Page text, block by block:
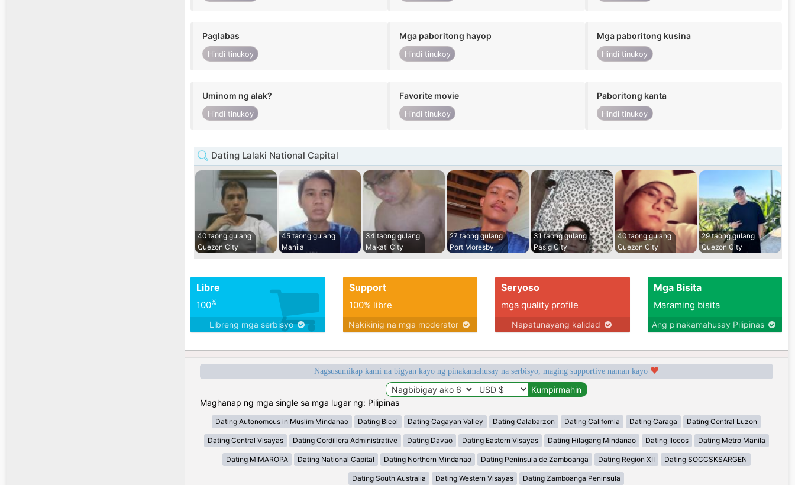
Paglabas
Hindi tinukoy
Mga paboritong hayop
Hindi tinukoy
Mga paboritong kusina
Hindi tinukoy
Uminom ng alak?
Hindi tinukoy
Favorite movie
Hindi tinukoy
Paboritong kanta
Hindi tinukoy
Dating Lalaki National Capital
40 taong gulang
Quezon City
45 taong gulang
Manila
34 taong gulang
Makati City
27 taong gulang
Port Moresby
31 taong gulang
Pasig City
40 taong gulang
Quezon City
29 taong gulang
Quezon City
Libre
100%
Libreng mga serbisyo
Support
100% libre
Nakikinig na mga moderator
Seryoso
mga quality profile
Napatunayang kalidad
Mga Bisita
Maraming bisita
Ang pinakamahusay Pilipinas
Nagsusumikap kami na bigyan kayo ng pinakamahusay na serbisyo, maging supportive naman kayo
Maghanap ng mga single sa mga lugar ng: Pilipinas
Dating Autonomous in Muslim Mindanao Dating Bicol Dating Cagayan Valley Dating Calabarzon Dating California Dating Caraga Dating Central Luzon
Dating Central Visayas Dating Cordillera Administrative Dating Davao Dating Eastern Visayas Dating Hilagang Mindanao Dating Ilocos Dating Metro Manila
Dating MIMAROPA Dating National Capital Dating Northern Mindanao Dating Península de Zamboanga Dating Region XII Dating SOCCSKSARGEN
Dating South Australia Dating Western Visayas Dating Zamboanga Peninsula